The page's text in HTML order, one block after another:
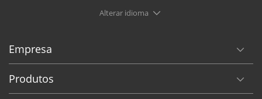
Alterar idioma
Empresa
Produtos